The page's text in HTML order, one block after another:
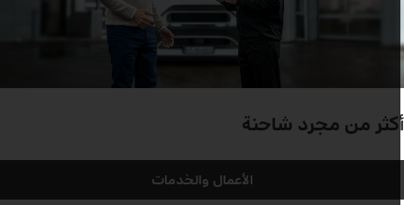
من مجرد شاحنة
الأعمال والخدمات